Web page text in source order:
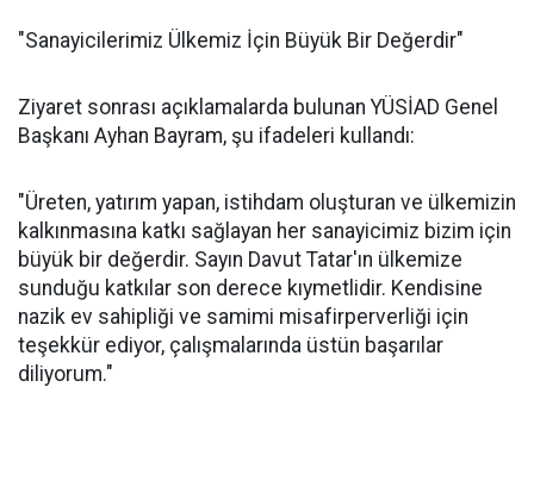
"Sanayicilerimiz Ülkemiz İçin Büyük Bir Değerdir"
Ziyaret sonrası açıklamalarda bulunan YÜSİAD Genel
Başkanı Ayhan Bayram, şu ifadeleri kullandı:
"Üreten, yatırım yapan, istihdam oluşturan ve ülkemizin
kalkınmasına katkı sağlayan her sanayicimiz bizim için
büyük bir değerdir. Sayın Davut Tatar'ın ülkemize
sunduğu katkılar son derece kıymetlidir. Kendisine
nazik ev sahipliği ve samimi misafirperverliği için
teşekkür ediyor, çalışmalarında üstün başarılar
diliyorum."